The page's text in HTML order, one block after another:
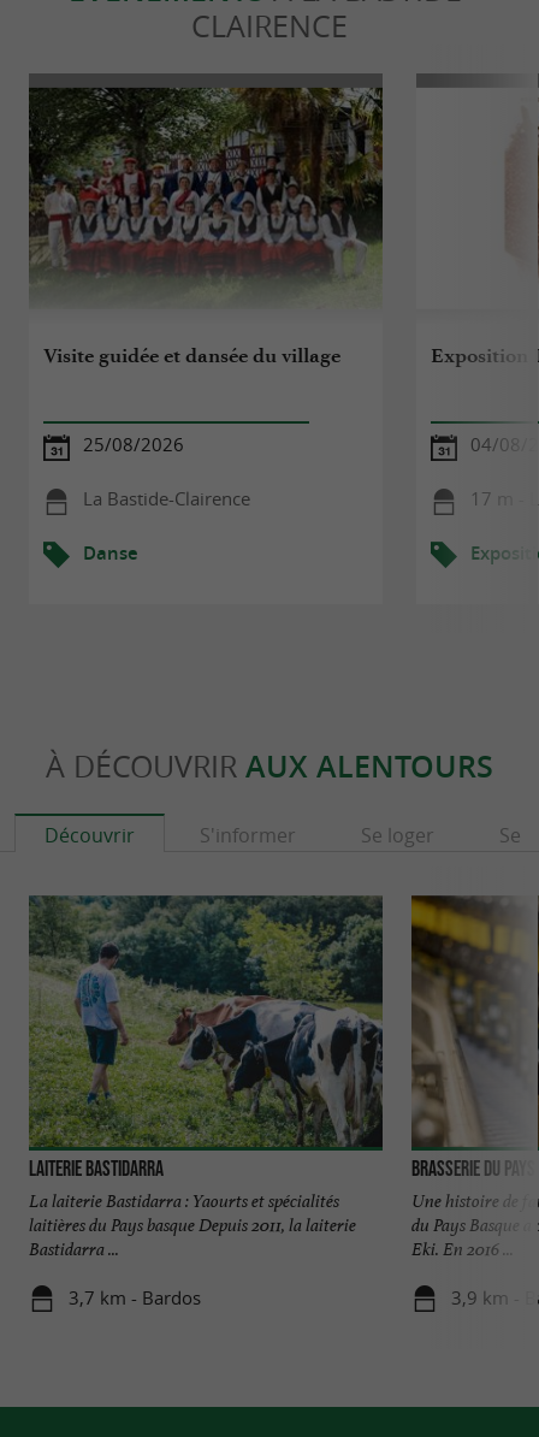
CLAIRENCE
Visite guidée et dansée du village
25/08/2026
La Bastide-Clairence
Danse
Exposition
04/08/
17 m -
À DÉCOUVRIR AUX ALENTOURS
Découvrir S'informer Se loger Se
Laiterie Bastidarra
La laiterie Bastidarra : Yaourts et spécialités
laitières du Pays basque Depuis 2011, la laiterie
Bastidarra ...
3,7 km - Bardos
Brasserie du Pays
Une histoire de
du Pays Basque a
Eki. En 2016 ...
3,9 km -